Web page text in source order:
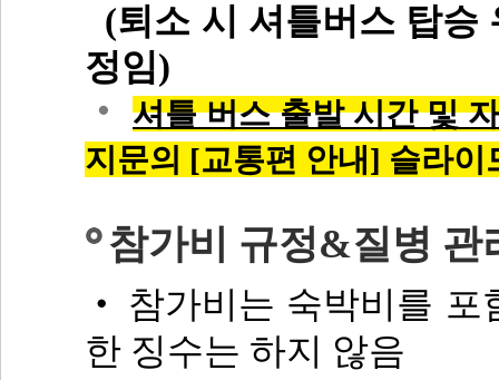
(퇴소 시 셔틀버스 탑승
정임)
‧ 셔틀 버스 출발 시간 및
지문의 [교통편 안내 ] 슬라이
참가비 규정&질병 관
‧ 참가비는 숙박비를
한 징수는 하지 않음